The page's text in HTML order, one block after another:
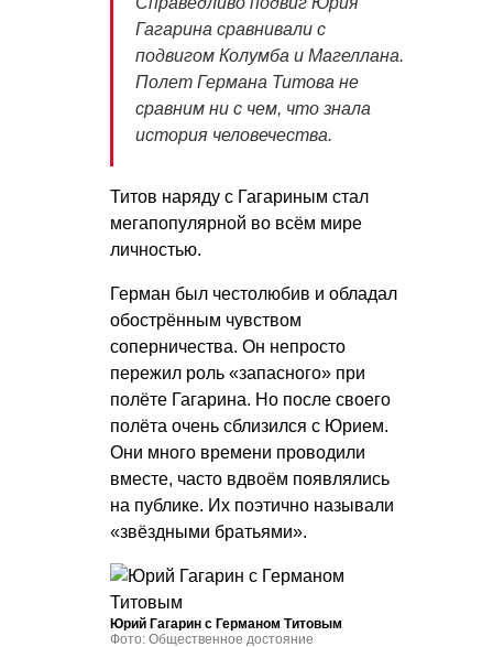
Гагарина сравнивали с
подвигом Колумба и Магеллана.
Полет Германа Титова не
сравним ни с чем, что знала
история человечества.
Титов наряду с Гагариным стал
мегапопулярной во всём мире
личностью.
Герман был честолюбив и обладал
обострённым чувством
соперничества. Он непросто
пережил роль «запасного» при
полёте Гагарина. Но после своего
полёта очень сблизился с Юрием.
Они много времени проводили
вместе, часто вдвоём появлялись
на публике. Их поэтично называли
«звёздными братьями».
Юрий Гагарин с Германом Титовым
Фото: Общественное достояние